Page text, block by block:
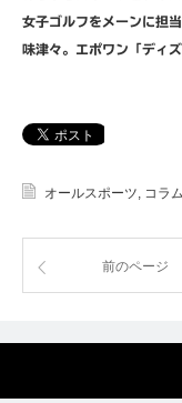
女子ゴルフをメーンに担
味津々。エポワン「ディ
オールスポーツ, コラム
前のページ